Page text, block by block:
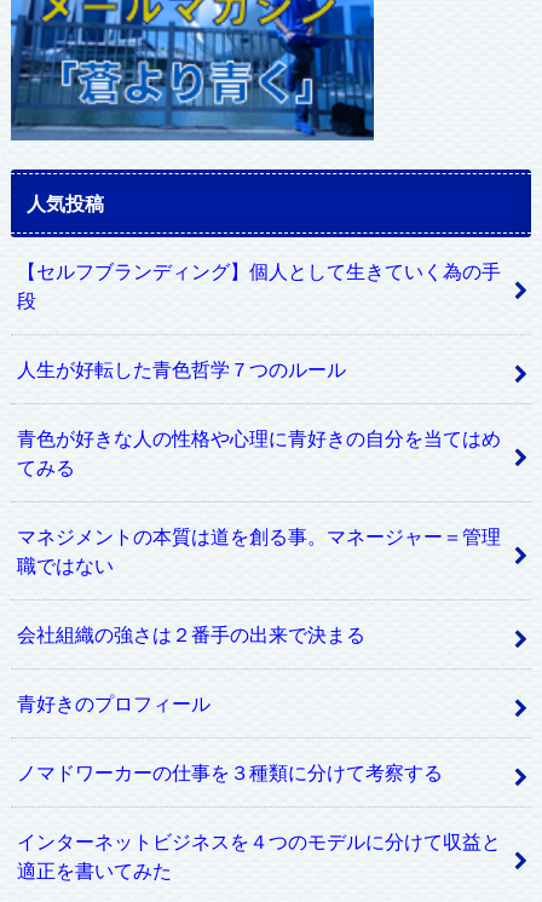
人気投稿
【セルフブランディング】個人として生きていく為の手
段
人生が好転した青色哲学７つのルール
青色が好きな人の性格や心理に青好きの自分を当てはめ
てみる
マネジメントの本質は道を創る事。マネージャー＝管理
職ではない
会社組織の強さは２番手の出来で決まる
青好きのプロフィール
ノマドワーカーの仕事を３種類に分けて考察する
インターネットビジネスを４つのモデルに分けて収益と
適正を書いてみた